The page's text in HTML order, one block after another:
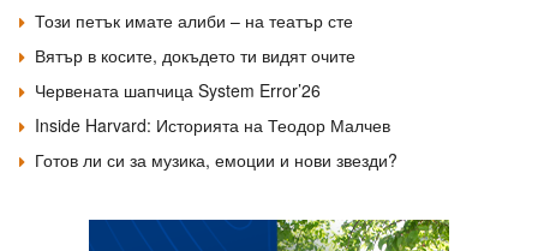
Този петък имате алиби – на театър сте
Вятър в косите, докъдето ти видят очите
Червената шапчица System Error’26
Inside Harvard: Историята на Теодор Малчев
Готов ли си за музика, емоции и нови звезди?